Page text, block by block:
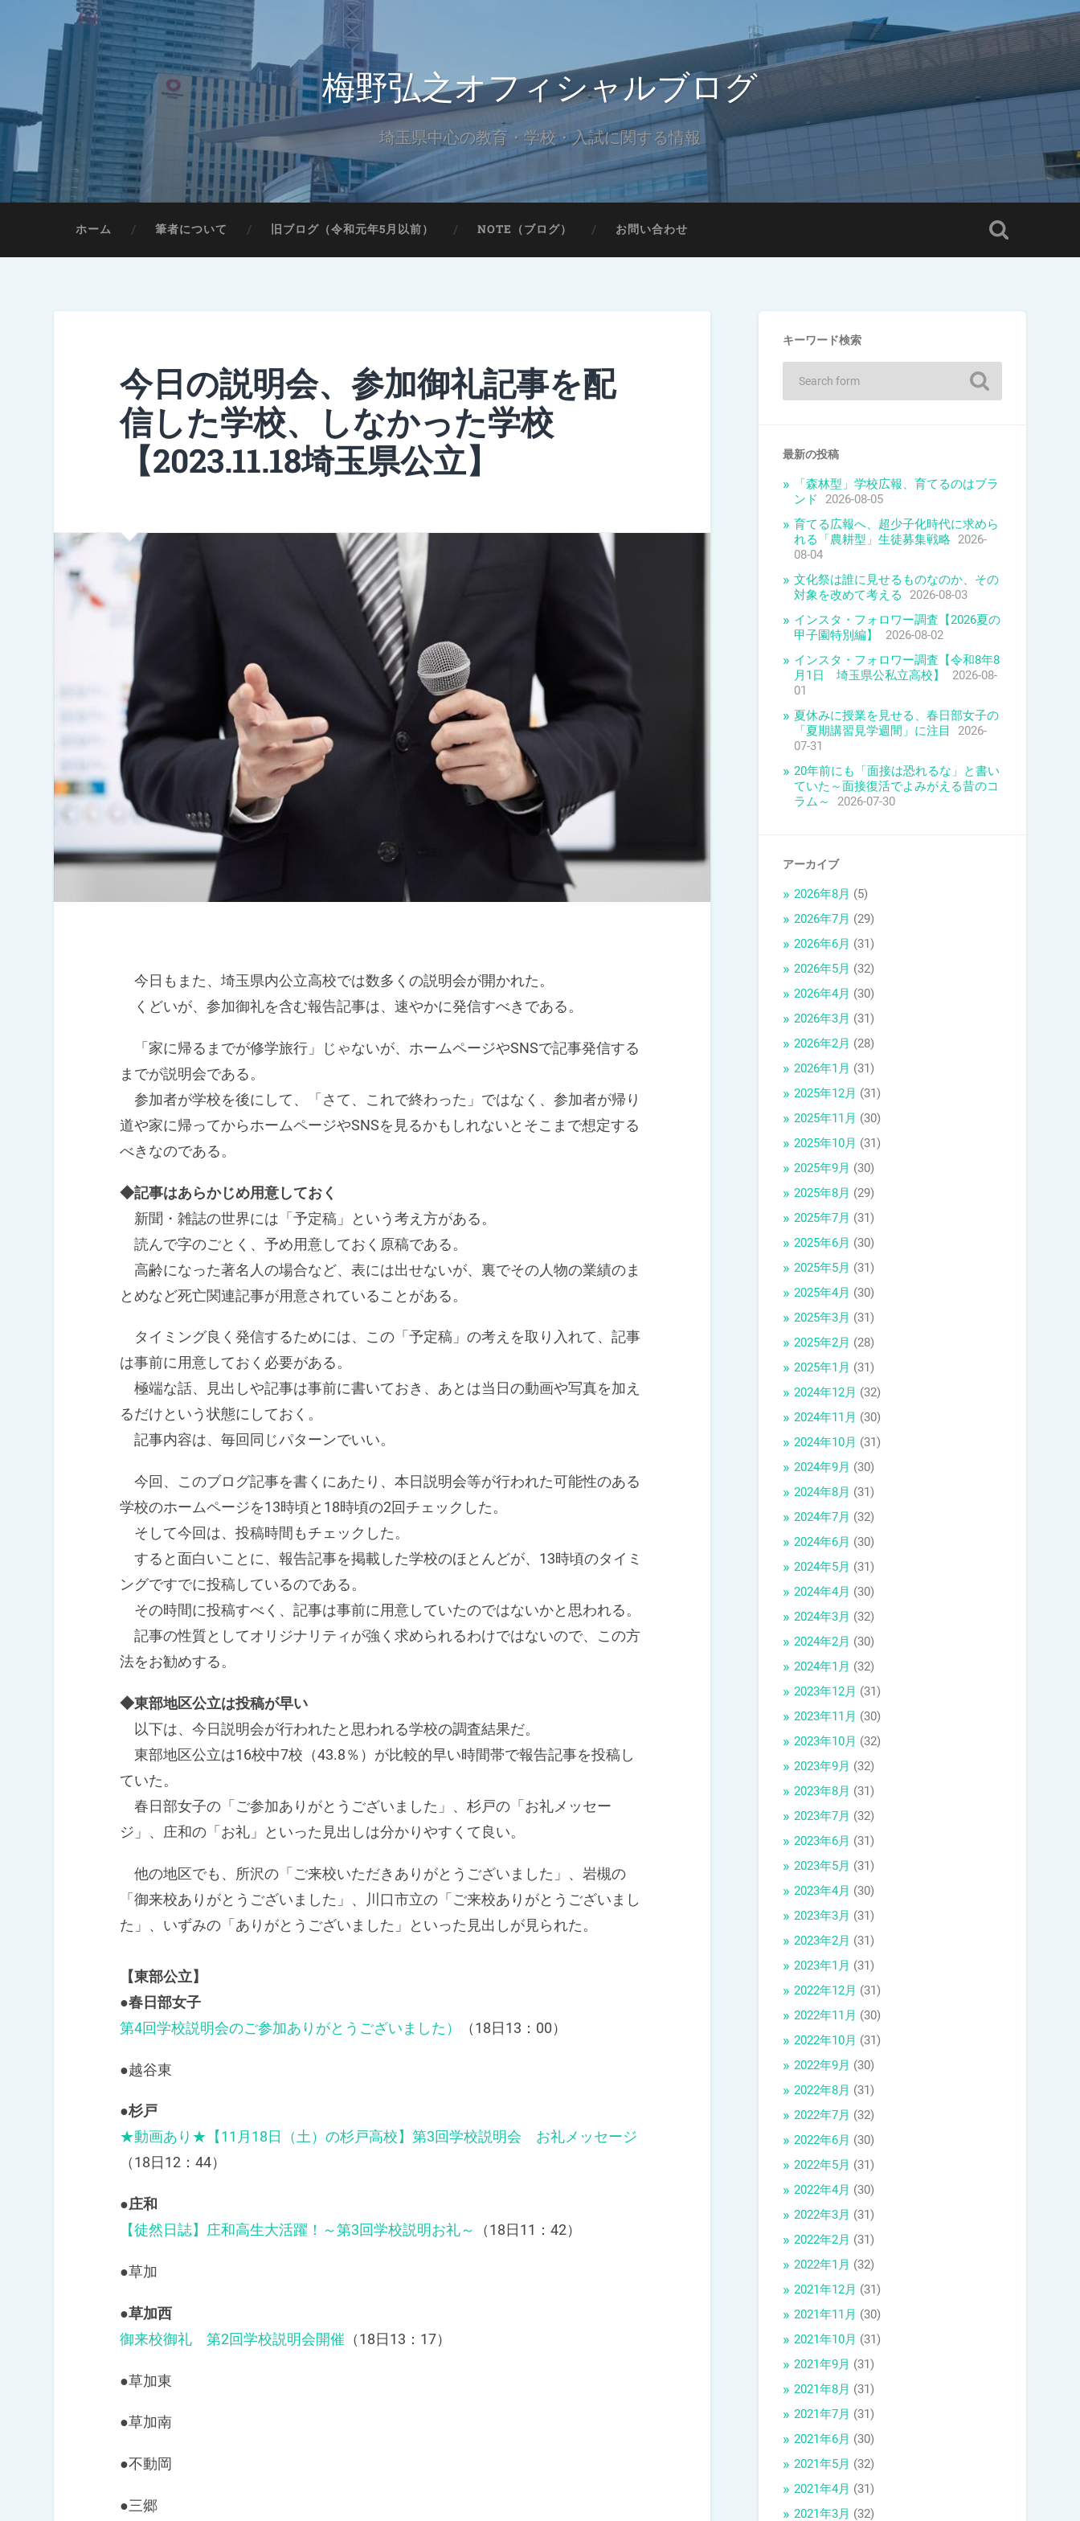
梅野弘之オフィシャルブログ
埼玉県中心の教育・学校・入試に関する情報
ホーム 筆者について 旧ブログ（令和元年5月以前） NOTE（ブログ） お問い合わせ
今日の説明会、参加御礼記事を配
信した学校、しなかった学校
【2023.11.18埼玉県公立】
今日もまた、埼玉県内公立高校では数多くの説明会が開かれた。
くどいが、参加御礼を含む報告記事は、速やかに発信すべきである。
「家に帰るまでが修学旅行」じゃないが、ホームページやSNSで記事発信する
までが説明会である。
参加者が学校を後にして、「さて、これで終わった」ではなく、参加者が帰り
道や家に帰ってからホームページやSNSを見るかもしれないとそこまで想定する
べきなのである。
◆記事はあらかじめ用意しておく
新聞・雑誌の世界には「予定稿」という考え方がある。
読んで字のごとく、予め用意しておく原稿である。
高齢になった著名人の場合など、表には出せないが、裏でその人物の業績のま
とめなど死亡関連記事が用意されていることがある。
タイミング良く発信するためには、この「予定稿」の考えを取り入れて、記事
は事前に用意しておく必要がある。
極端な話、見出しや記事は事前に書いておき、あとは当日の動画や写真を加え
るだけという状態にしておく。
記事内容は、毎回同じパターンでいい。
今回、このブログ記事を書くにあたり、本日説明会等が行われた可能性のある
学校のホームページを13時頃と18時頃の2回チェックした。
そして今回は、投稿時間もチェックした。
すると面白いことに、報告記事を掲載した学校のほとんどが、13時頃のタイミ
ングですでに投稿しているのである。
その時間に投稿すべく、記事は事前に用意していたのではないかと思われる。
記事の性質としてオリジナリティが強く求められるわけではないので、この方
法をお勧めする。
◆東部地区公立は投稿が早い
以下は、今日説明会が行われたと思われる学校の調査結果だ。
東部地区公立は16校中7校（43.8％）が比較的早い時間帯で報告記事を投稿し
ていた。
春日部女子の「ご参加ありがとうございました」、杉戸の「お礼メッセー
ジ」、庄和の「お礼」といった見出しは分かりやすくて良い。
他の地区でも、所沢の「ご来校いただきありがとうございました」、岩槻の
「御来校ありがとうございました」、川口市立の「ご来校ありがとうございまし
た」、いずみの「ありがとうございました」といった見出しが見られた。
【東部公立】
●春日部女子
第4回学校説明会のご参加ありがとうございました）
（18日13：00）
●越谷東
●杉戸
★動画あり★【11月18日（土）の杉戸高校】第3回学校説明会 お礼メッセージ
（18日12：44）
●庄和
【徒然日誌】庄和高生大活躍！～第3回学校説明お礼～
（18日11：42）
●草加
●草加西
御来校御礼 第2回学校説明会開催 （18日13：17）
●草加東
●草加南
●不動岡
●三郷
キーワード検索
最新の投稿
「森林型」学校広報、育てるのはブラ
ンド
2026-08-05
育てる広報へ、超少子化時代に求めら
れる「農耕型」生徒募集戦略 2026-
08-04
文化祭は誰に見せるものなのか、その
対象を改めて考える
2026-08-03
インスタ・フォロワー調査【2026夏の
甲子園特別編】
2026-08-02
インスタ・フォロワー調査【令和8年8
月1日 埼玉県公私立高校】
2026-08-
01
夏休みに授業を見せる、春日部女子の
「夏期講習見学週間」に注目
2026-
07-31
20年前にも「面接は恐れるな」と書い
ていた～面接復活でよみがえる昔のコ
ラム～
2026-07-30
アーカイブ
2026年8月 (5)
2026年7月 (29)
2026年6月 (31)
2026年5月 (32)
2026年4月 (30)
2026年3月 (31)
2026年2月 (28)
2026年1月 (31)
2025年12月 (31)
2025年11月 (30)
2025年10月 (31)
2025年9月 (30)
2025年8月 (29)
2025年7月 (31)
2025年6月 (30)
2025年5月 (31)
2025年4月 (30)
2025年3月 (31)
2025年2月 (28)
2025年1月 (31)
2024年12月 (32)
2024年11月 (30)
2024年10月 (31)
2024年9月 (30)
2024年8月 (31)
2024年7月 (32)
2024年6月 (30)
2024年5月 (31)
2024年4月 (30)
2024年3月 (32)
2024年2月 (30)
2024年1月 (32)
2023年12月 (31)
2023年11月 (30)
2023年10月 (32)
2023年9月 (32)
2023年8月 (31)
2023年7月 (32)
2023年6月 (31)
2023年5月 (31)
2023年4月 (30)
2023年3月 (31)
2023年2月 (31)
2023年1月 (31)
2022年12月 (31)
2022年11月 (30)
2022年10月 (31)
2022年9月 (30)
2022年8月 (31)
2022年7月 (32)
2022年6月 (30)
2022年5月 (31)
2022年4月 (30)
2022年3月 (31)
2022年2月 (31)
2022年1月 (32)
2021年12月 (31)
2021年11月 (30)
2021年10月 (31)
2021年9月 (31)
2021年8月 (31)
2021年7月 (31)
2021年6月 (30)
2021年5月 (32)
2021年4月 (31)
2021年3月 (32)